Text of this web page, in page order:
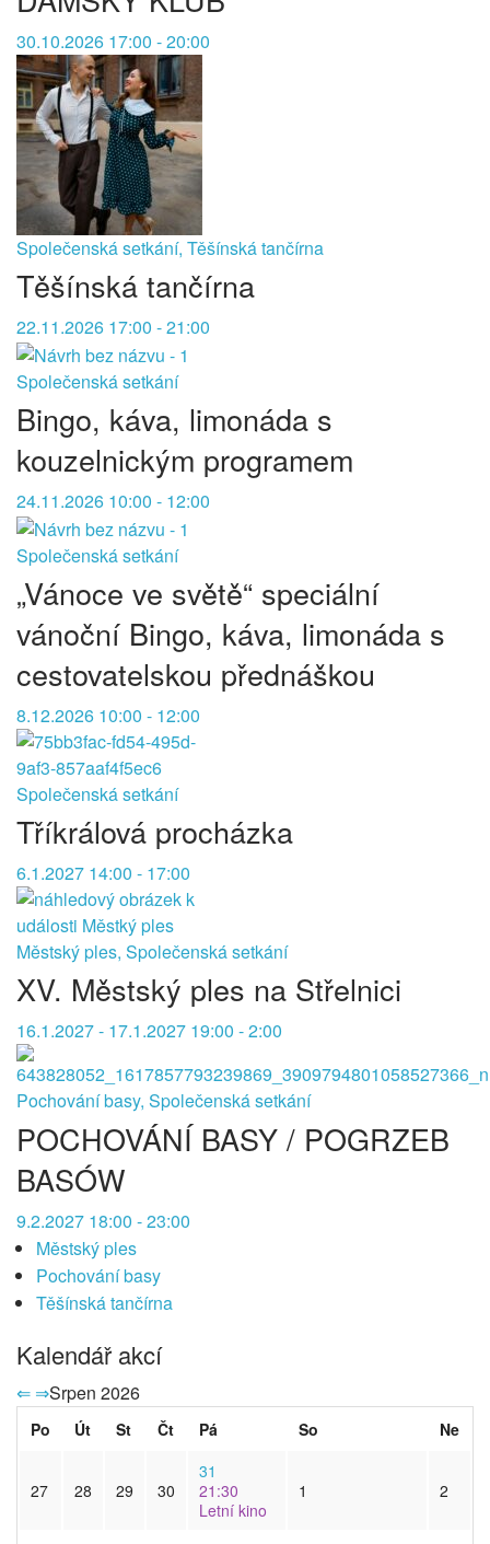
30.10.2026 17:00 - 20:00
Společenská setkání, Těšínská tančírna
Těšínská tančírna
22.11.2026 17:00 - 21:00
Společenská setkání
Bingo, káva, limonáda s
kouzelnickým programem
24.11.2026 10:00 - 12:00
Společenská setkání
„Vánoce ve světě“ speciální
vánoční Bingo, káva, limonáda s
cestovatelskou přednáškou
8.12.2026 10:00 - 12:00
Společenská setkání
Tříkrálová procházka
6.1.2027 14:00 - 17:00
Městský ples, Společenská setkání
XV. Městský ples na Střelnici
16.1.2027 - 17.1.2027 19:00 - 2:00
Pochování basy, Společenská setkání
POCHOVÁNÍ BASY / POGRZEB
BASÓW
9.2.2027 18:00 - 23:00
Městský ples
Pochování basy
Těšínská tančírna
Kalendář akcí
⇐ ⇒Srpen 2026
Po Út St Čt Pá So Ne
27 28 29 30
31
21:30
Letní kino
1 2